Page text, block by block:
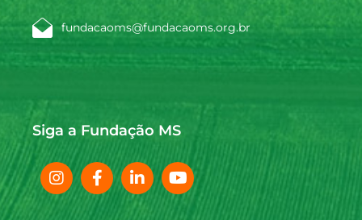
fundacaoms@fundacaoms.org.br
Siga a Fundação MS